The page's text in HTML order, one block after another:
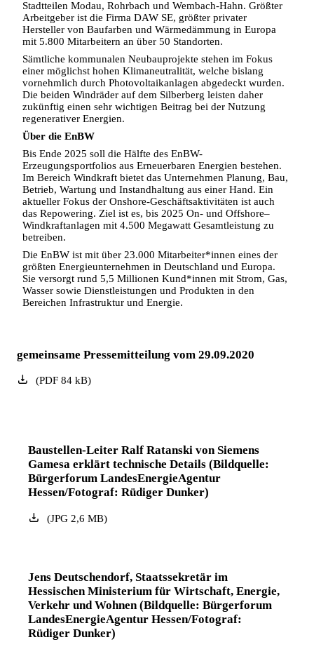
Stadtteilen Modau, Rohrbach und Wembach-Hahn. Größter
Arbeitgeber ist die Firma DAW SE, größter privater
Hersteller von Baufarben und Wärmedämmung in Europa
mit 5.800 Mitarbeitern an über 50 Standorten.
Sämtliche kommunalen Neubauprojekte stehen im Fokus
einer möglichst hohen Klimaneutralität, welche bislang
vornehmlich durch Photovoltaikanlagen abgedeckt wurden.
Die beiden Windräder auf dem Silberberg leisten daher
zukünftig einen sehr wichtigen Beitrag bei der Nutzung
regenerativer Energien.
Über die EnBW
Bis Ende 2025 soll die Hälfte des EnBW-
Erzeugungsportfolios aus Erneuerbaren Energien bestehen.
Im Bereich Windkraft bietet das Unternehmen Planung, Bau,
Betrieb, Wartung und Instandhaltung aus einer Hand. Ein
aktueller Fokus der Onshore-Geschäftsaktivitäten ist auch
das Repowering. Ziel ist es, bis 2025 On- und Offshore–
Windkraftanlagen mit 4.500 Megawatt Gesamtleistung zu
betreiben.
Die EnBW ist mit über 23.000 Mitarbeiter*innen eines der
größten Energieunternehmen in Deutschland und Europa.
Sie versorgt rund 5,5 Millionen Kund*innen mit Strom, Gas,
Wasser sowie Dienstleistungen und Produkten in den
Bereichen Infrastruktur und Energie.
gemeinsame Pressemitteilung vom 29.09.2020
(PDF84 kB)
Baustellen-Leiter Ralf Ratanski von Siemens
Gamesa erklärt technische Details (Bildquelle:
Bürgerforum LandesEnergieAgentur
Hessen/Fotograf: Rüdiger Dunker)
(JPG2,6 MB)
Jens Deutschendorf, Staatssekretär im
Hessischen Ministerium für Wirtschaft, Energie,
Verkehr und Wohnen (Bildquelle: Bürgerforum
LandesEnergieAgentur Hessen/Fotograf:
Rüdiger Dunker)